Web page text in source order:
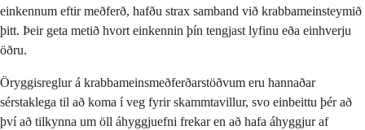
einkennum eftir meðferð, hafðu strax samband við krabbameinsteymið
þitt. Þeir geta metið hvort einkennin þín tengjast lyfinu eða einhverju
öðru.
Öryggisreglur á krabbameinsmeðferðarstöðvum eru hannaðar
sérstaklega til að koma í veg fyrir skammtavillur, svo einbeittu þér að
því að tilkynna um öll áhyggjuefni frekar en að hafa áhyggjur af